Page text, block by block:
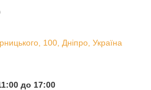
100, Дніпро, Україна
до 17:00